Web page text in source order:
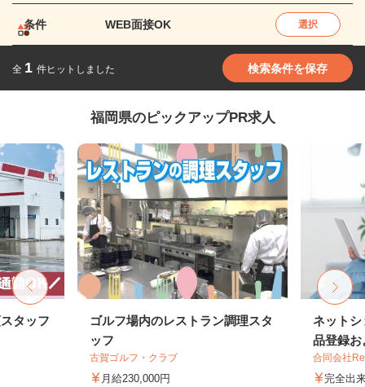
条件 WEB面接OK 選択
全 1 件ヒットしました 検索条件を保存
福岡県のピックアップPR求人
タッフ
ゴルフ場内のレストラン調理スタ
ッフ
古賀ゴルフ・クラブ
月給230,000円
ネットシ
品登録お
合同会社
完全出